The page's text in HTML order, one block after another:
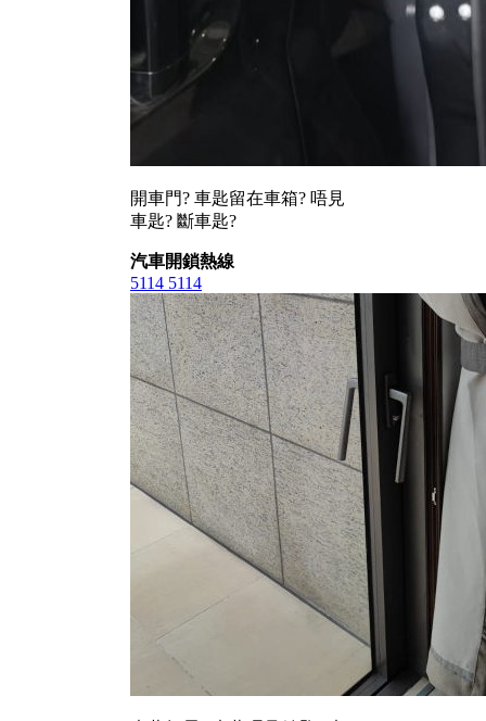
開車門? 車匙留在車箱? 唔見
車匙? 斷車匙?
汽車開鎖熱線
5114 5114